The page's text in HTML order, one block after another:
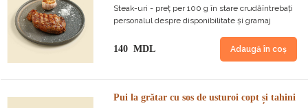
Steak-uri - preț per 100 g în stare crudăîntrebați
personalul despre disponibilitate și gramaj
140 MDL Adaugă în coș
Pui la grătar cu sos de usturoi copt și tahini